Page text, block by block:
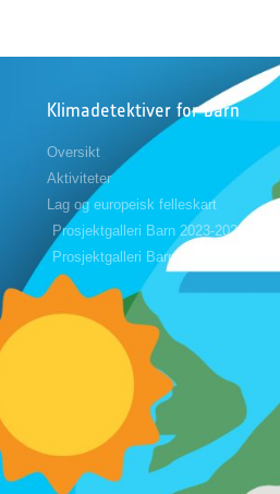
Klimadetektiver for barn
Oversikt
Aktiviteter
Lag og europeisk felleskart
Prosjektgalleri Barn 2023-2024
Prosjektgalleri Barn 2024-2025